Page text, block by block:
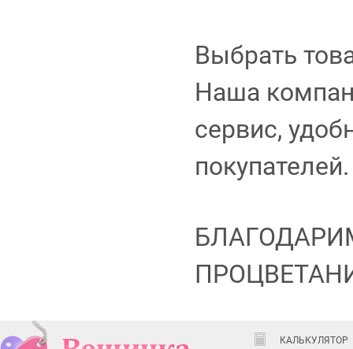
Выбрать
Наша
сервис,
покупателей.
КАЛЬКУЛЯТОР